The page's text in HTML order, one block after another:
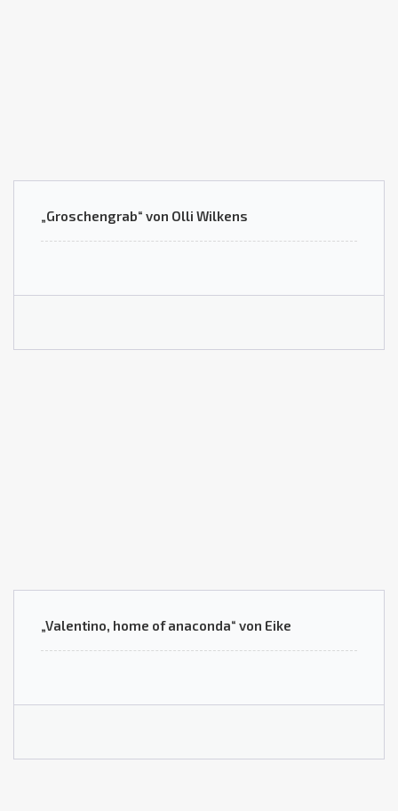
„Groschengrab“ von Olli Wilkens
„Valentino, home of anaconda“ von Eike